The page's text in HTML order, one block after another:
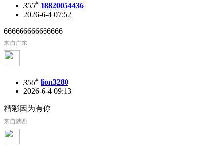
355# 18820054436
2026-6-4 07:52
666666666666666
来自广东
356# lion3280
2026-6-4 09:13
精彩因为有你
来自陕西